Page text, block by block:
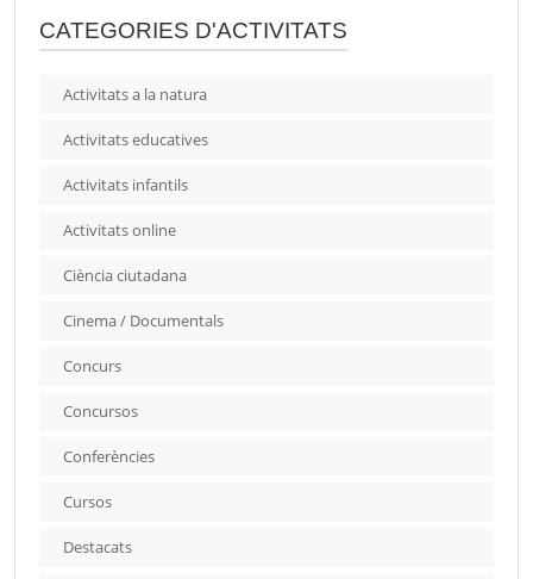
CATEGORIES D'ACTIVITATS
Activitats a la natura
Activitats educatives
Activitats infantils
Activitats online
Ciència ciutadana
Cinema / Documentals
Concurs
Concursos
Conferències
Cursos
Destacats